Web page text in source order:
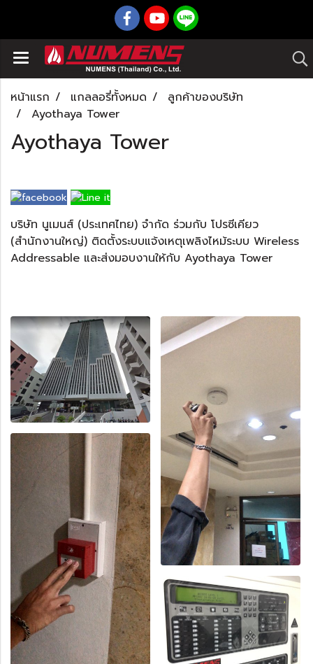
หน้าแรก แกลลอรี่ทั้งหมด
ลูกค้าของบริษัท
Ayothaya Tower
Ayothaya Tower
บริษัท นูเมนส์ (ประเทศไทย) จำกัด ร่วมกับ โปรซีเคียว
(สำนักงานใหญ่) ติดตั้งระบบแจ้งเหตุเพลิงไหม้ระบบ Wireless
Addressable และส่งมอบงานให้กับ Ayothaya Tower